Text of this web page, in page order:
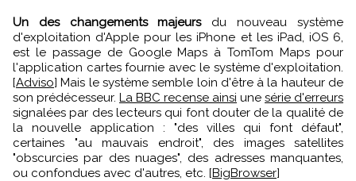
Un des changements majeurs du nouveau système
d'exploitation d'Apple pour les iPhone et les iPad, iOS 6,
est le passage de Google Maps à TomTom Maps pour
l'application cartes fournie avec le système d'exploitation.
[Adviso] Mais le système semble loin d'être à la hauteur de
son prédécesseur. La BBC recense ainsi une série d'erreurs
signalées par des lecteurs qui font douter de la qualité de
la nouvelle application : "des villes qui font défaut",
certaines "au mauvais endroit", des images satellites
"obscurcies par des nuages", des adresses manquantes,
ou confondues avec d'autres, etc. [BigBrowser]